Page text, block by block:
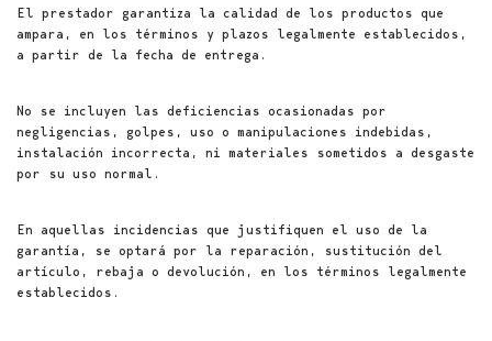
El prestador garantiza la calidad de los productos que
ampara, en los términos y plazos legalmente establecidos,
a partir de la fecha de entrega.
No se incluyen las deficiencias ocasionadas por
negligencias, golpes, uso o manipulaciones indebidas,
instalación incorrecta, ni materiales sometidos a desgaste
por su uso normal.
En aquellas incidencias que justifiquen el uso de la
garantía, se optará por la reparación, sustitución del
artículo, rebaja o devolución, en los términos legalmente
establecidos.